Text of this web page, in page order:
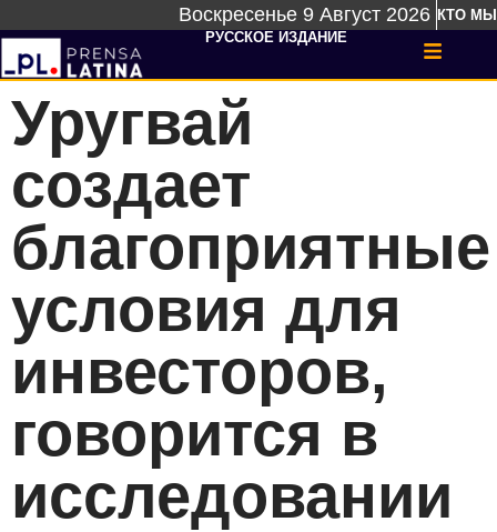
Воскресенье 9 Август 2026 КТО МЫ
РУССКОЕ ИЗДАНИЕ
Уругвай
создает
благоприятные
условия для
инвесторов,
говорится в
исследовании